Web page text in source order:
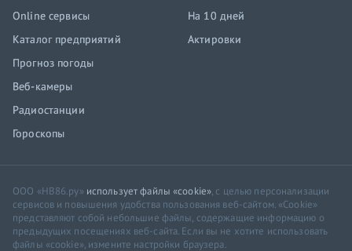
Online сервисы
Каталог предприятий
Прогноз погоды
Веб-камеры
Радиостанции
Гороскопы
На 10 дней
Актировки
ООО «НВ86.ру» использует файлы «cookie», с целью персонализации
сервисов и повышения удобства пользования веб-сайтом. «Cookie»
представляют собой небольшие файлы, содержащие информацию о
предыдущих посещениях веб-сайта. Если вы не хотите использовать
файлы «cookie», измените настройки браузера.